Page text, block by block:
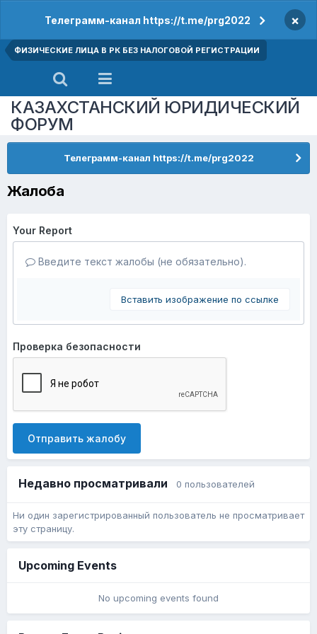
Телеграмм-канал https://t.me/prg2022 ×
ФИЗИЧЕСКИЕ ЛИЦА В РК БЕЗ НАЛОГОВОЙ РЕГИСТРАЦИИ
КАЗАХСТАНСКИЙ ЮРИДИЧЕСКИЙ
ФОРУМ
Телеграмм-канал https://t.me/prg2022
Жалоба
Your Report
Введите текст жалобы (не обязательно).
Вставить изображение по ссылке
Проверка безопасности
Отправить жалобу
Недавно просматривали 0 пользователей
Ни один зарегистрированный пользователь не просматривает
эту страницу.
Upcoming Events
No upcoming events found